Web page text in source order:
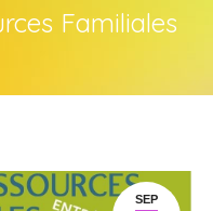
Familiales
SEP